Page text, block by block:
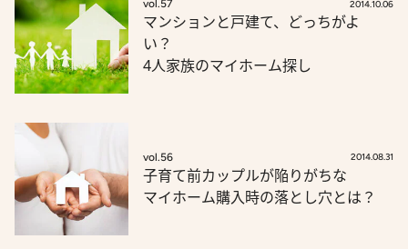
vol.57 2014.10.06
マンションと戸建て、どっちがよ
い？
4人家族のマイホーム探し
vol.56 2014.08.31
子育て前カップルが陥りがちな
マイホーム購入時の落とし穴とは？